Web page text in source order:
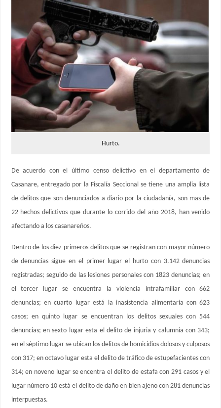
Hurto.
De acuerdo con el último censo delictivo en el departamento de
Casanare, entregado por la Fiscalía Seccional se tiene una amplia lista
de delitos que son denunciados a diario por la ciudadanía, son mas de
22 hechos delictivos que durante lo corrido del año 2018, han venido
afectando a los casanareños.
Dentro de los diez primeros delitos que se registran con mayor número
de denuncias sigue en el primer lugar el hurto con 3.142 denuncias
registradas; seguido de las lesiones personales con 1823 denuncias; en
el tercer lugar se encuentra la violencia intrafamiliar con 662
denuncias; en cuarto lugar está la inasistencia alimentaria con 623
casos; en quinto lugar se encuentran los delitos sexuales con 544
denuncias; en sexto lugar esta el delito de injuria y calumnia con 343;
en el séptimo lugar se ubican los delitos de homicidios dolosos y culposos
con 317; en octavo lugar esta el delito de tráfico de estupefacientes con
314; en noveno lugar se encentra el delito de estafa con 291 casos y el
lugar número 10 está el delito de daño en bien ajeno con 281 denuncias
interpuestas.